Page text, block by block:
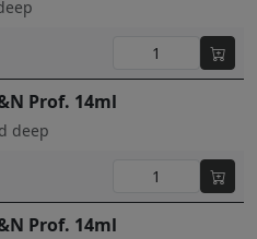
Prof. 14ml
deep
Prof. 14ml